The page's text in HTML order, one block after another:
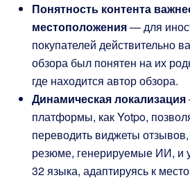
Понятность контента
местоположения— для
покупателей действительно
обзора был понятен на их
где находится автор обзора.
Динамическая локализация
платформы, как Yotpo,
переводить виджеты
резюме, генерируемые ИИ, и
32 языка, адаптируясь к